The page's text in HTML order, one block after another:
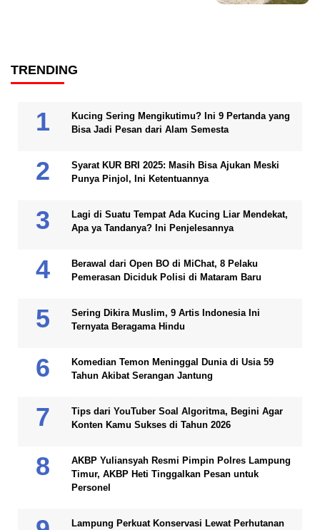
TRENDING
Kucing Sering Mengikutimu? Ini 9 Pertanda yang
Bisa Jadi Pesan dari Alam Semesta
Syarat KUR BRI 2025: Masih Bisa Ajukan Meski
Punya Pinjol, Ini Ketentuannya
Lagi di Suatu Tempat Ada Kucing Liar Mendekat,
Apa ya Tandanya? Ini Penjelesannya
Berawal dari Open BO di MiChat, 8 Pelaku
Pemerasan Diciduk Polisi di Mataram Baru
Sering Dikira Muslim, 9 Artis Indonesia Ini
Ternyata Beragama Hindu
Komedian Temon Meninggal Dunia di Usia 59
Tahun Akibat Serangan Jantung
Tips dari YouTuber Soal Algoritma, Begini Agar
Konten Kamu Sukses di Tahun 2026
AKBP Yuliansyah Resmi Pimpin Polres Lampung
Timur, AKBP Heti Tinggalkan Pesan untuk
Personel
Lampung Perkuat Konservasi Lewat Perhutanan